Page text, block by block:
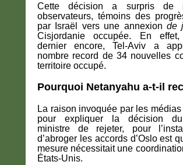
Cette décision a surpris de
observateurs, témoins des
par Israël vers une annexion de
Cisjordanie occupée. En
dernier encore, Tel-Aviv a
nombre record de 34 nouvelles
territoire occupé.
Pourquoi Netanyahu a-t-il
La raison invoquée par les
pour expliquer la décision
ministre de rejeter, pour
d’abroger les accords d’Oslo est
mesure nécessitait une
États-Unis.